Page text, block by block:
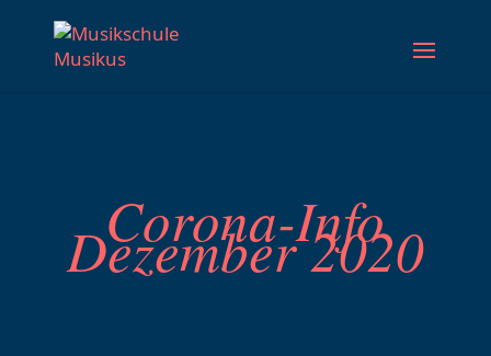
Corona-Info
Dezember 2020